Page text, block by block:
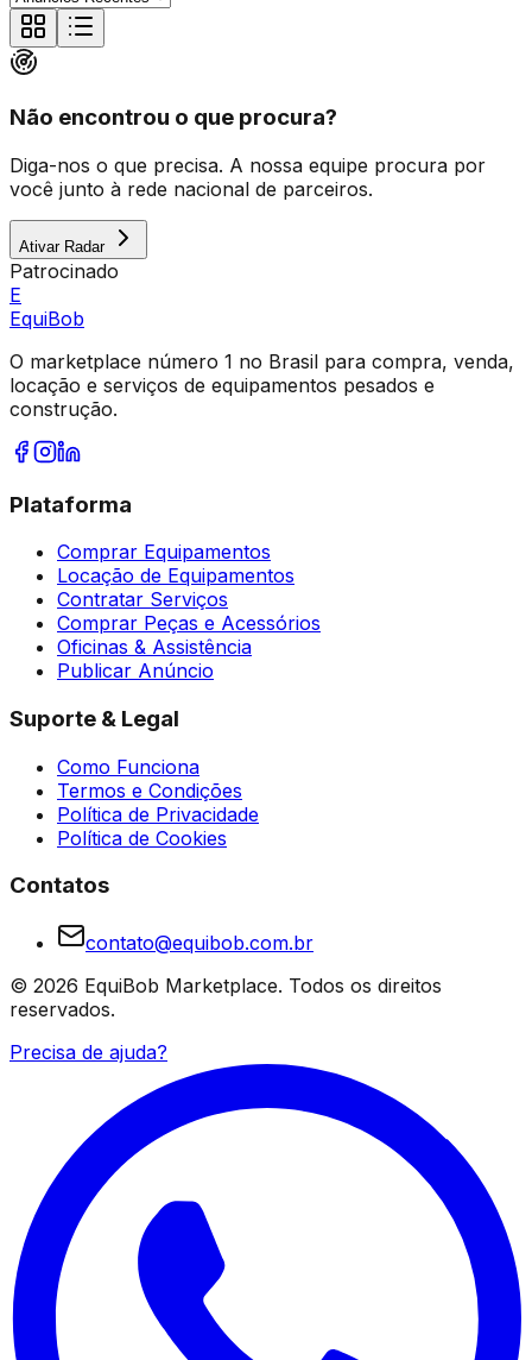
Não encontrou o que procura?
Diga-nos o que precisa. A nossa equipe procura por
você junto à rede nacional de parceiros.
Ativar Radar
Patrocinado
E
EquiBob
O marketplace número 1 no Brasil para compra, venda,
locação e serviços de equipamentos pesados e
construção.
Plataforma
Comprar Equipamentos
Locação de Equipamentos
Contratar Serviços
Comprar Peças e Acessórios
Oficinas & Assistência
Publicar Anúncio
Suporte & Legal
Como Funciona
Termos e Condições
Política de Privacidade
Política de Cookies
Contatos
contato@equibob.com.br
© 2026 EquiBob Marketplace. Todos os direitos
reservados.
Precisa de ajuda?